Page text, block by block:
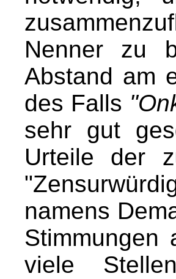
Nenner zu
Abstand am
des Falls
sehr gut
Urteile der
namens
Stimmungen
viele